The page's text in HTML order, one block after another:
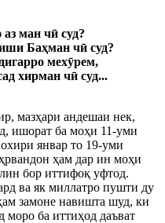
ман чӣ суд?
Баҳман чӣ суд?
мехӯрем,
хирман чӣ суд...
мазҳари андешаи нек,
ишорат ба моҳи 11-уми
январ то 19-уми
ҳам дар ин моҳи
бор иттифоқ уфтод.
ва як миллатро пушти ду
замоне навишта шуд, ки
моро ба иттиҳод даъват